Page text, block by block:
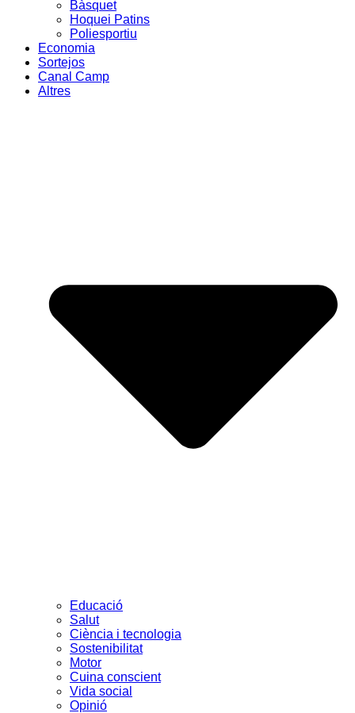
Bàsquet
Hoquei Patins
Poliesportiu
Economia
Sortejos
Canal Camp
Altres
Educació
Salut
Ciència i tecnologia
Sostenibilitat
Motor
Cuina conscient
Vida social
Opinió